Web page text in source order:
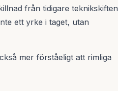
från tidigare teknikskiften
ett yrke i taget, utan
mer förståeligt att rimliga